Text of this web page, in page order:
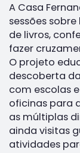
A Casa
sessões
de livros,
fazer
O projeto
descoberta
com escolas
oficinas para
as múltiplas
ainda visitas
atividades